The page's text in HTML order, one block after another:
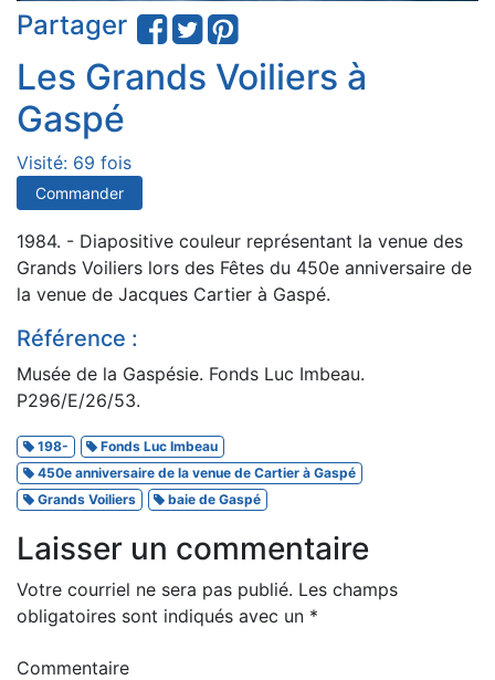
Partager
Les Grands Voiliers à
Gaspé
Visité: 69 fois
Commander
1984. - Diapositive couleur représentant la venue des
Grands Voiliers lors des Fêtes du 450e anniversaire de
la venue de Jacques Cartier à Gaspé.
Référence :
Musée de la Gaspésie. Fonds Luc Imbeau.
P296/E/26/53.
198-
Fonds Luc Imbeau
450e anniversaire de la venue de Cartier à Gaspé
Grands Voiliers
baie de Gaspé
Laisser un commentaire
Votre courriel ne sera pas publié. Les champs
obligatoires sont indiqués avec un *
Commentaire